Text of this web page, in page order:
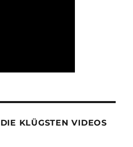
KLÜGSTEN VIDEOS